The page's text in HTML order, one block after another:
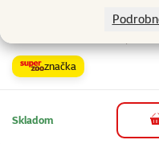
značka
Skladom